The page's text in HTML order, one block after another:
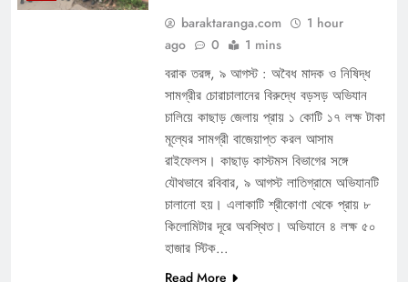
baraktaranga.com
1 hour
ago
0 1 mins
বরাক তরঙ্গ, ৯ আগস্ট : অবৈধ মাদক ও নিষিদ্ধ
সামগ্রীর চোরাচালানের বিরুদ্ধে বড়সড় অভিযান
চালিয়ে কাছাড় জেলায় প্রায় ১ কোটি ১৭ লক্ষ টাকা
মূল্যের সামগ্রী বাজেয়াপ্ত করল আসাম
রাইফেলস। কাছাড় কাস্টমস বিভাগের সঙ্গে
যৌথভাবে রবিবার, ৯ আগস্ট লাতিগ্রামে অভিযানটি
চালানো হয়। এলাকাটি শ্রীকোণা থেকে প্রায় ৮
কিলোমিটার দূরে অবস্থিত। অভিযানে ৪ লক্ষ ৫০
হাজার স্টিক…
Read More